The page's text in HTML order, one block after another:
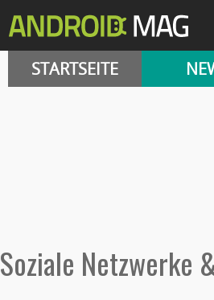
STARTSEITE
Soziale Netzwerke